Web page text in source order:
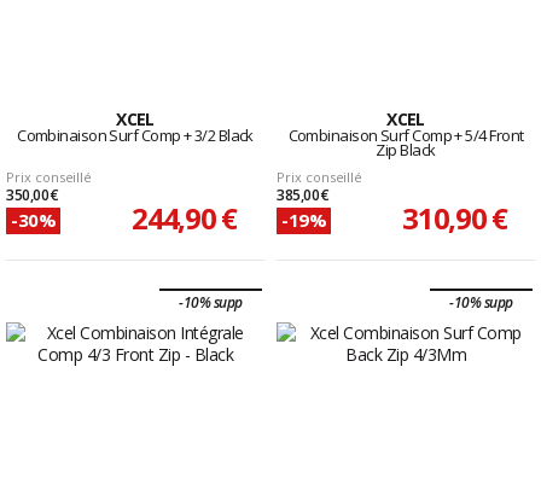
XCEL
Combinaison Surf Comp + 3/2 Black
Prix conseillé
350,00 €
-30% 244,90 €
XCEL
Combinaison Surf Comp + 5/4 Front
Zip Black
Prix conseillé
385,00 €
-19% 310,90 €
-10% supp -10% supp